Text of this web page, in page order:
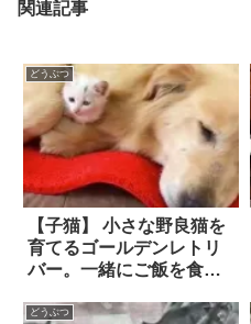
関連記事
どうぶつ
【子猫】 小さな野良猫を
育てるゴールデンレトリ
バー。一緒にご飯を食べ
する姿は…もはや本当の
どうぶつ